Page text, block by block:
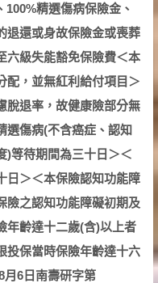
精選傷病保險金、
退還或身故保險金或喪葬
六級失能豁免保險費＜本
配，並無紅利給付項目＞
脫退率，故健康險部分無
選傷病(不含癌症、認知
)等待期間為三十日＞＜
日＞＜本保險認知功能障
險之認知功能障礙初期及
年齡達十二歲(含)以上者
投保當時保險年齡達十六
月6日南壽研字第